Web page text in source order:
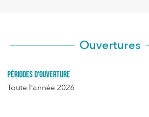
Ouvertures
Périodes d'ouverture
Toute l'année 2026